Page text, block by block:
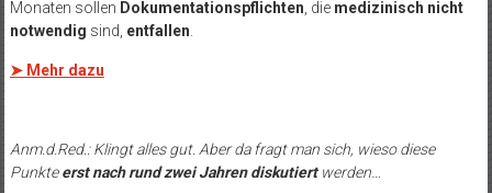
Monaten sollen Dokumentationspflichten , die medizinisch nicht
notwendig sind, entfallen
➤ Mehr dazu
Anm.d.Red.: Klingt alles gut. Aber da fragt man sich, wieso diese
Punkteerst nach rund zwei Jahren diskutiertwerden…